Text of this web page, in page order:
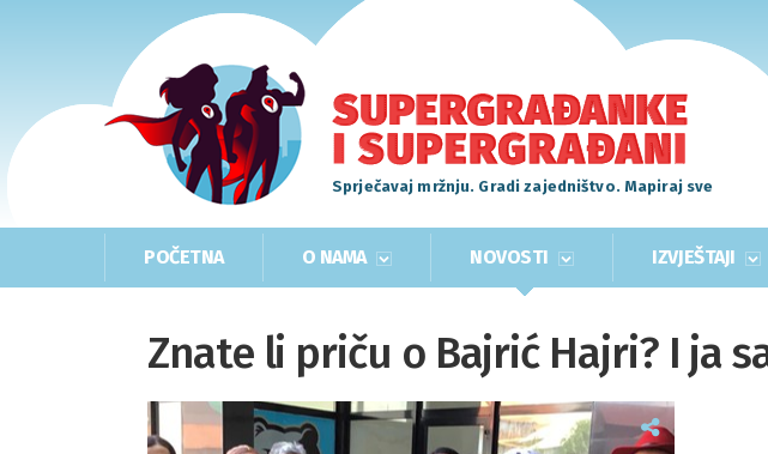
Sprječavaj mržnju. Gradi zajedništvo. Mapiraj sve
POČETNA O NAMA NOVOSTI IZVJEŠTAJI
Znate li priču o Bajrić Hajri? I ja